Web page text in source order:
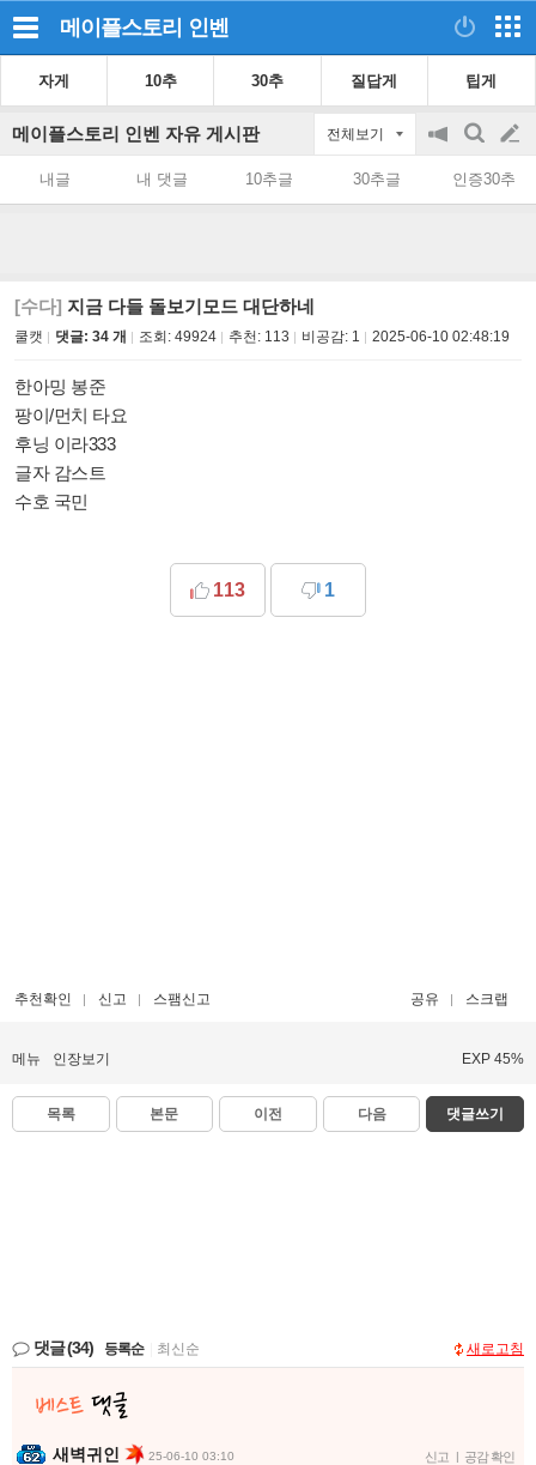
메이플스토리 인벤
자게 10추 30추 질답게 팁게
메이플스토리 인벤 자유 게시판 전체보기
공
on/off
검
색
글
쓰
내글 내 댓글 10추글 30추글 인증30추
[수다] 지금 다들 돌보기모드 대단하네
쿨캣 댓글: 34 개 조회: 49924 추천: 113 비공감: 1 2025-06-10 02:48:19
한아밍 봉준
팡이/먼치 타요
후닝 이라333
글자 감스트
수호 국민
113 1
추천확인 신고 스팸신고 공유 스크랩
메뉴 인장보기 EXP 45%
목록 본문 이전 다음 댓글쓰기
댓글(34) 등록순 최신순 새로고침
새벽귀인 25-06-10 03:10 신고 | 공감 확인